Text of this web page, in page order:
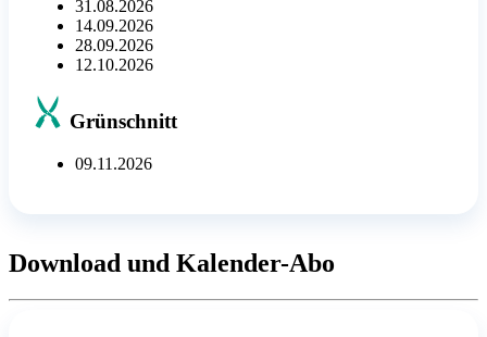
31.08.2026
14.09.2026
28.09.2026
12.10.2026
Grünschnitt
09.11.2026
Download und Kalender-Abo